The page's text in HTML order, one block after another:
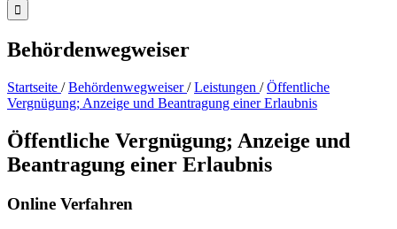
Behördenwegweiser
Startseite / Behördenwegweiser / Leistungen / Öffentliche
Vergnügung; Anzeige und Beantragung einer Erlaubnis
Öffentliche Vergnügung; Anzeige und
Beantragung einer Erlaubnis
Online Verfahren